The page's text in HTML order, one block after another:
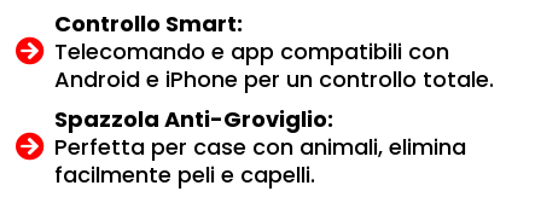
Controllo Smart:
Telecomando e app compatibili con
Android e iPhone per un controllo totale.
Spazzola Anti-Groviglio:
Perfetta per case con animali, elimina
facilmente peli e capelli.